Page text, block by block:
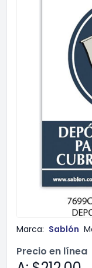
Marca: Sablón
Precio en línea